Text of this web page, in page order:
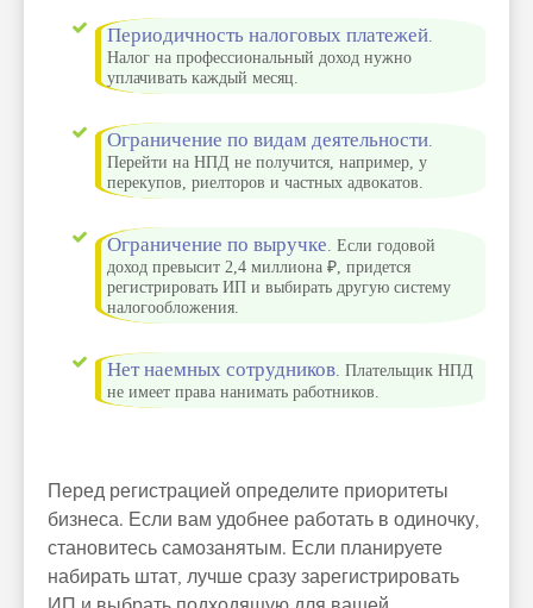
Периодичность налоговых платежей.
Налог на профессиональный доход нужно
уплачивать каждый месяц.
Ограничение по видам деятельности.
Перейти на НПД не получится, например, у
перекупов, риелторов и частных адвокатов.
Ограничение по выручке. Если годовой
доход превысит 2,4 миллиона ₽, придется
регистрировать ИП и выбирать другую систему
налогообложения.
Нет наемных сотрудников. Плательщик НПД
не имеет права нанимать работников.
Перед регистрацией определите приоритеты
бизнеса. Если вам удобнее работать в одиночку,
становитесь самозанятым. Если планируете
набирать штат, лучше сразу зарегистрировать